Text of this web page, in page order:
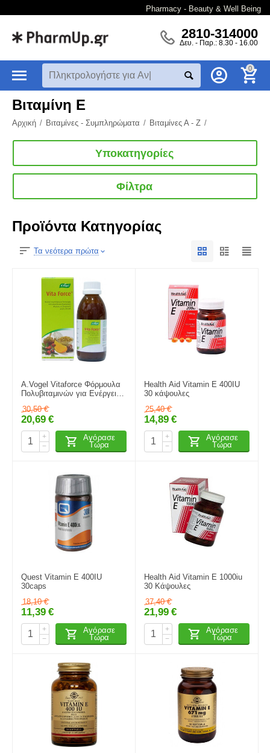
Pharmacy - Beauty & Well Being
2810-314000
Δευ. - Παρ.: 8.30 - 16.00
0
Βιταμίνη E
Αρχική / Βιταμίνες - Συμπληρώματα / Βιταμίνες Α - Ζ /
Υποκατηγορίες
Φίλτρα
Προϊόντα Κατηγορίας
Τα νεότερα πρώτα
A.Vogel Vitaforce Φόρμουλα
Πολυβιταμινών για Ενέργεια
30,50 €
20,69 €
+
−
Αγόρασε
Τώρα
Health Aid Vitamin E 400IU
30 κάψουλες
25,40 €
14,89 €
+
−
Αγόρασε
Τώρα
Quest Vitamin E 400IU
30caps
18,10 €
11,39 €
+
−
Αγόρασε
Τώρα
Health Aid Vitamin E 1000iu
30 Κάψουλες
37,40 €
21,99 €
+
−
Αγόρασε
Τώρα